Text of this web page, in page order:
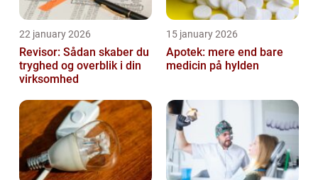
22 january 2026
Revisor: Sådan skaber du
tryghed og overblik i din
virksomhed
15 january 2026
Apotek: mere end bare
medicin på hylden